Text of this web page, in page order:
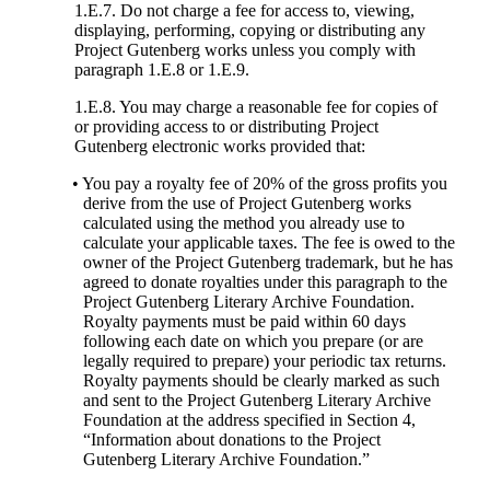
1.E.7. Do not charge a fee for access to, viewing,
displaying, performing, copying or distributing any
Project Gutenberg works unless you comply with
paragraph 1.E.8 or 1.E.9.
1.E.8. You may charge a reasonable fee for copies of
or providing access to or distributing Project
Gutenberg electronic works provided that:
• You pay a royalty fee of 20% of the gross profits you
derive from the use of Project Gutenberg works
calculated using the method you already use to
calculate your applicable taxes. The fee is owed to the
owner of the Project Gutenberg trademark, but he has
agreed to donate royalties under this paragraph to the
Project Gutenberg Literary Archive Foundation.
Royalty payments must be paid within 60 days
following each date on which you prepare (or are
legally required to prepare) your periodic tax returns.
Royalty payments should be clearly marked as such
and sent to the Project Gutenberg Literary Archive
Foundation at the address specified in Section 4,
“Information about donations to the Project
Gutenberg Literary Archive Foundation.”